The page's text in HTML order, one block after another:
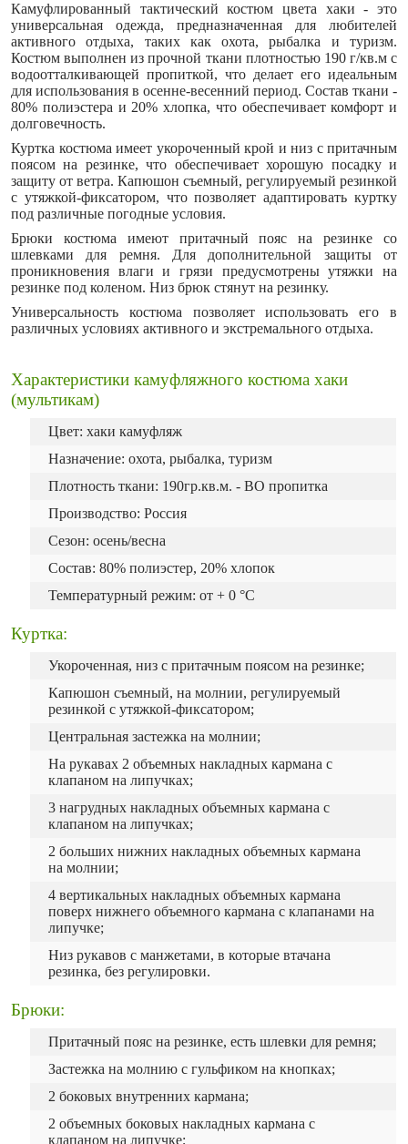
Камуфлированный тактический костюм цвета хаки - это
универсальная одежда, предназначенная для любителей
активного отдыха, таких как охота, рыбалка и туризм.
Костюм выполнен из прочной ткани плотностью 190 г/кв.м с
водоотталкивающей пропиткой, что делает его идеальным
для использования в осенне-весенний период. Состав ткани -
80% полиэстера и 20% хлопка, что обеспечивает комфорт и
долговечность.
Куртка костюма имеет укороченный крой и низ с притачным
поясом на резинке, что обеспечивает хорошую посадку и
защиту от ветра. Капюшон съемный, регулируемый резинкой
с утяжкой-фиксатором, что позволяет адаптировать куртку
под различные погодные условия.
Брюки костюма имеют притачный пояс на резинке со
шлевками для ремня. Для дополнительной защиты от
проникновения влаги и грязи предусмотрены утяжки на
резинке под коленом. Низ брюк стянут на резинку.
Универсальность костюма позволяет использовать его в
различных условиях активного и экстремального отдыха.
Характеристики камуфляжного костюма хаки
(мультикам)
Цвет: хаки камуфляж
Назначение: охота, рыбалка, туризм
Плотность ткани: 190гр.кв.м. - ВО пропитка
Производство: Россия
Сезон: осень/весна
Состав: 80% полиэстер, 20% хлопок
Температурный режим: от + 0 °C
Куртка:
Укороченная, низ с притачным поясом на резинке;
Капюшон съемный, на молнии, регулируемый
резинкой с утяжкой-фиксатором;
Центральная застежка на молнии;
На рукавах 2 объемных накладных кармана с
клапаном на липучках;
3 нагрудных накладных объемных кармана с
клапаном на липучках;
2 больших нижних накладных объемных кармана
на молнии;
4 вертикальных накладных объемных кармана
поверх нижнего объемного кармана с клапанами на
липучке;
Низ рукавов с манжетами, в которые втачана
резинка, без регулировки.
Брюки:
Притачный пояс на резинке, есть шлевки для ремня;
Застежка на молнию с гульфиком на кнопках;
2 боковых внутренних кармана;
2 объемных боковых накладных кармана с
клапаном на липучке;